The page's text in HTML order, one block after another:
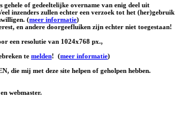
gehele of gedeeltelijke overname van enig deel uit
inzenders zullen echter een verzoek tot het (her)gebruik
(meer informatie)
en andere doorgeefluiken zijn echter niet toegestaan!
een resolutie van 1024x768 px.,
te melden! (meer informatie)
die mij met deze site helpen of geholpen hebben.
webmaster.